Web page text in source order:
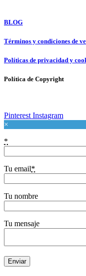
BLOG
Términos y condiciones de
Políticas de privacidad y
Política de Copyright
Pinterest Instagram
×
*
Tu email*
Tu nombre
Tu mensaje